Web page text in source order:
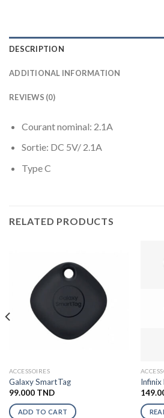
DESCRIPTION
ADDITIONAL INFORMATION
REVIEWS (0)
Courant nominal: 2.1A
Sortie: DC 5V/ 2.1A
Type C
RELATED PRODUCTS
ACCESSOIRES
Galaxy SmartTag
99.000 TND
ADD TO CART
Infinix